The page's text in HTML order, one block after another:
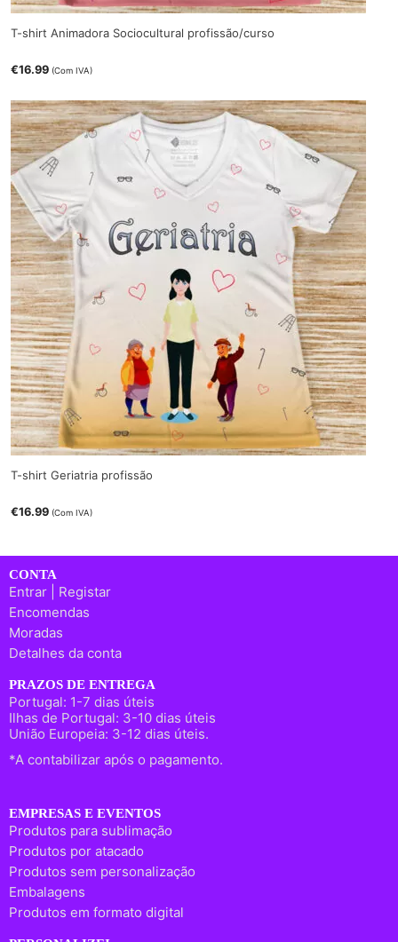
T-shirt Animadora Sociocultural profissão/curso
€16.99 (Com IVA)
T-shirt Geriatria profissão
€16.99 (Com IVA)
CONTA
Entrar | Registar
Encomendas
Moradas
Detalhes da conta
PRAZOS DE ENTREGA
Portugal: 1-7 dias úteis
Ilhas de Portugal: 3-10 dias úteis
União Europeia: 3-12 dias úteis.
*A contabilizar após o pagamento.
EMPRESAS E EVENTOS
Produtos para sublimação
Produtos por atacado
Produtos sem personalização
Embalagens
Produtos em formato digital